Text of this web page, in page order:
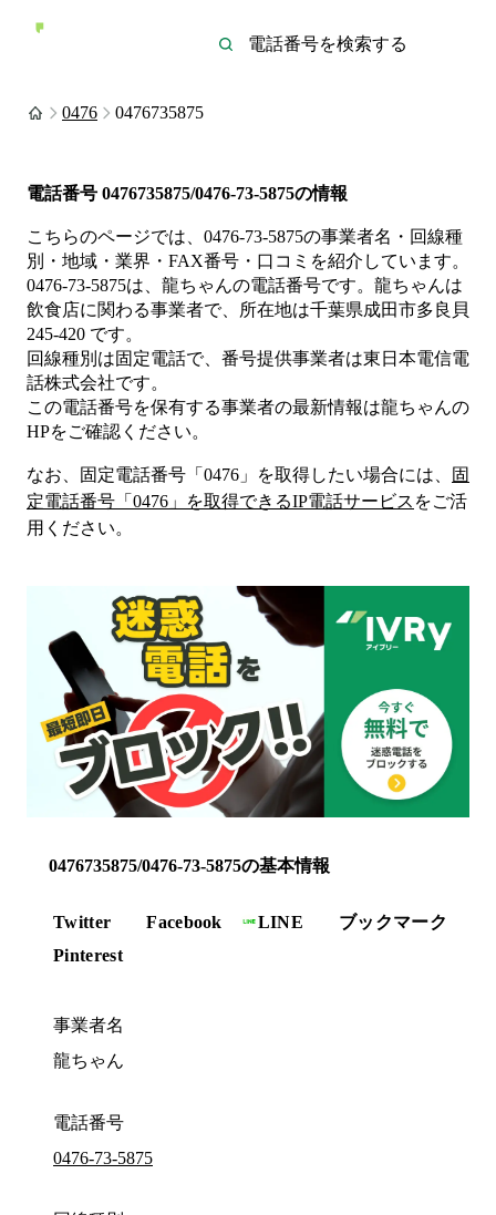
0476 0476735875
電話番号 0476735875/0476-73-5875の情報
こちらのページでは、 0476-73-5875の事業者名・回線種
別・地域・業界・FAX番号・口コミを紹介しています。
0476-73-5875は、 龍ちゃんの電話番号です。 龍ちゃんは
飲食店に関わる事業者で、所在地は千葉県成田市多良貝
245-420 です。
回線種別は固定電話で、番号提供事業者は東日本電信電
話株式会社です。
この電話番号を保有する事業者の最新情報は龍ちゃんの
HPをご確認ください。
なお、固定電話番号「 0476 」を取得したい場合には、
固
定電話番号「 0476 」を取得できるIP電話サービス をご活
用ください。
0476735875/0476-73-5875の基本情報
Twitter Facebook LINE
ブックマーク
Pinterest
事業者名
龍ちゃん
電話番号
0476-73-5875